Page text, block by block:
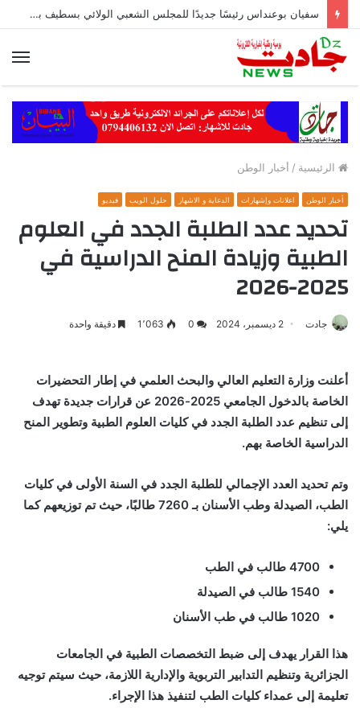
سفيان بوعنداس رئيسًا جديدًا للمجلس الشعبي الولائي بسطيف بالأغلبية
الرئيسية / أخبار الوطن
أخبار الوطن اعلانات وإشهارات الدعاية و الاشهار حلول الويب فيديو
تحديد عدد الطلبة الجدد في العلوم
الطبية وزيادة المنح الدراسية في
2025-2026
جادت 2 ديسمبر، 2024 0 1٬063 دقيقة واحدة
أعلنت وزارة التعليم العالي والبحث العلمي في إطار التحضيرات
الخاصة بالدخول الجامعي 2025-2026 عن قرارات جديدة تهدف
إلى تنظيم عدد الطلبة الجدد في كليات العلوم الطبية وتطوير المنح
الدراسية الخاصة بهم.
وتم تحديد العدد الإجمالي للطلبة الجدد في السنة الأولى في كليات
الطب، الصيدلة وطب الأسنان بـ 7260 طالبًا، حيث تم توزيعهم كما
يلي:
4700 طالب في الطب
1540 طالب في الصيدلة
1020 طالب في طب الأسنان
هذا القرار يهدف إلى ضبط التخصصات الطبية في الجامعات
الجزائرية وتنظيم التدابير التربوية والإدارية اللازمة، حيث سيتم توجيه
تعليمة إلى عمداء كليات الطب لتنفيذ هذا الإجراء.